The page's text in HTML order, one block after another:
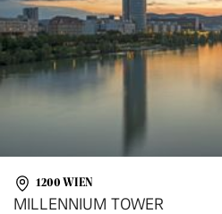
1200 WIEN
MILLENNIUM TOWER